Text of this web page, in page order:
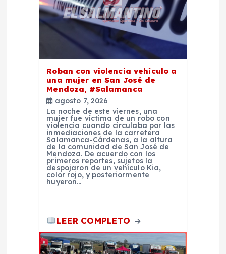
Roban con violencia vehículo a
una mujer en San José de
Mendoza, #Salamanca
agosto 7, 2026
La noche de este viernes, una
mujer fue víctima de un robo con
violencia cuando circulaba por las
inmediaciones de la carretera
Salamanca-Cárdenas, a la altura
de la comunidad de San José de
Mendoza. De acuerdo con los
primeros reportes, sujetos la
despojaron de un vehículo Kia,
color rojo, y posteriormente
huyeron…
LEER COMPLETO